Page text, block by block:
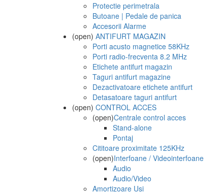
Protectie perimetrala
Butoane | Pedale de panica
Accesorii Alarme
(open) ANTIFURT MAGAZIN
Porti acusto magnetice 58KHz
Porti radio-frecventa 8.2 MHz
Etichete antifurt magazin
Taguri antifurt magazine
Dezactivatoare etichete antifurt
Detasatoare taguri antifurt
(open) CONTROL ACCES
(open)Centrale control acces
Stand-alone
Pontaj
Cititoare proximitate 125KHz
(open)Interfoane / Videointerfoane
Audio
Audio/Video
Amortizoare Usi